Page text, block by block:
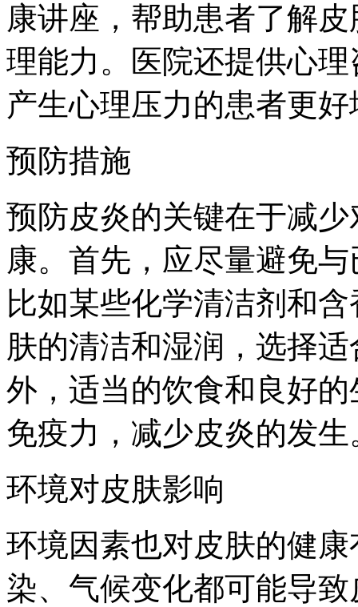
康讲座，帮助患者了解
理能力。医院还提供心
产生心理压力的患者更
预防措施
预防皮炎的关键在于减
康。首先，应尽量避免
比如某些化学清洁剂和
肤的清洁和湿润，选择
外，适当的饮食和良好
免疫力，减少皮炎的发生
环境对皮肤影响
环境因素也对皮肤的健
染、气候变化都可能导